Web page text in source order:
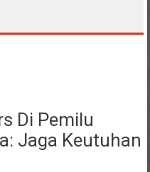
Di Pemilu
Jaga Keutuhan